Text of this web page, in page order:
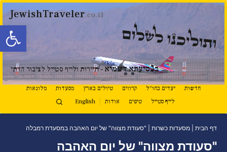
פתח
JewishTraveler.co.il
ותוליכנו לשלום
בנסיעתא דשמיא - תיירות ולייף סטייל לציבור הדתי
חדשות יעדים בחו"ל קרוזים טיולים בארץ מסעדות
מלונאות
לייף סטייל
טיפים אודות English
דף הבית מסעדות כשרות "סעודת מצווה" של יום האהבה במסעדת רמבלה
"סעודת מצווה" של יום האהבה